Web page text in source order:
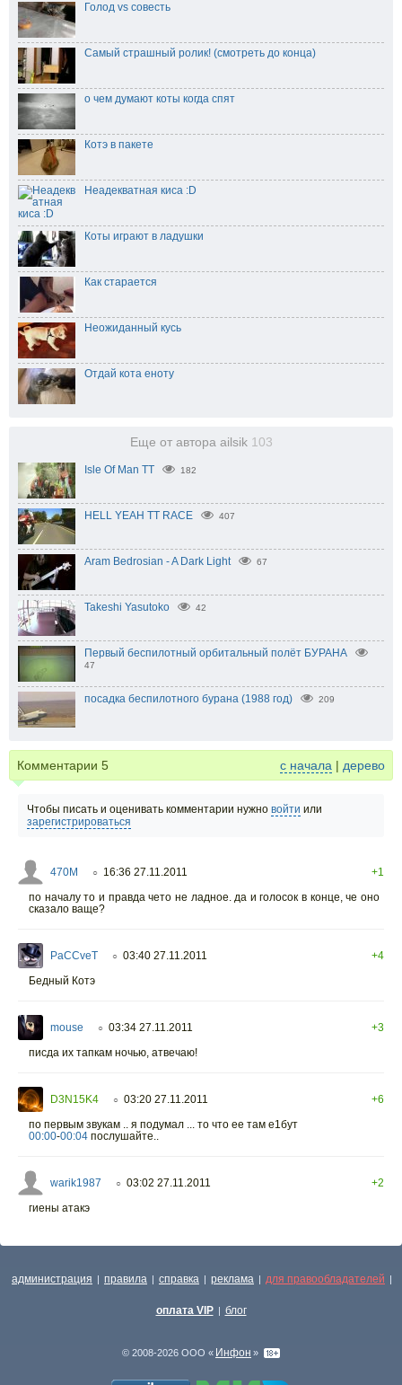
Голод vs совесть
Самый страшный ролик! (смотреть до конца)
о чем думают коты когда спят
Котэ в пакете
Неадекватная киса :D
Коты играют в ладушки
Как старается
Неожиданный кусь
Отдай кота еноту
Еще от автора ailsik 103
Isle Of Man TT 182
HELL YEAH TT RACE 407
Aram Bedrosian - A Dark Light 67
Takeshi Yasutoko 42
Первый беспилотный орбитальный полёт БУРАНА
47
посадка беспилотного бурана (1988 год) 209
Комментарии 5 с начала | дерево
Чтобы писать и оценивать комментарии нужно войти или
зарегистрироваться
470M ○ 16:36 27.11.2011
+1
по началу то и правда чето не ладное. да и голосок в конце, че оно
сказало ваще?
PaCCveT ○ 03:40 27.11.2011
+4
Бедный Котэ
mouse ○ 03:34 27.11.2011
+3
писда их тапкам ночью, атвечаю!
D3N15K4 ○ 03:20 27.11.2011
+6
по первым звукам .. я подумал ... то что ее там е1бут
00:00-00:04 послушайте..
warik1987 ○ 03:02 27.11.2011
+2
гиены атакэ
администрация | правила | справка | реклама | для правообладателей |
оплата VIP | блог
© 2008-2026 ООО « Инфон »